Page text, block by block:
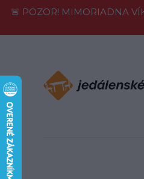
🚨 POZOR! MIMORIADNA